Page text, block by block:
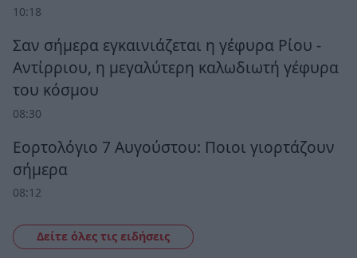
10:18
Σαν σήμερα εγκαινιάζεται η γέφυρα Ρίου -
Αντίρριου, η μεγαλύτερη καλωδιωτή γέφυρα
του κόσμου
08:30
Εορτολόγιο 7 Αυγούστου: Ποιοι γιορτάζουν
σήμερα
08:12
Δείτε όλες τις ειδήσεις